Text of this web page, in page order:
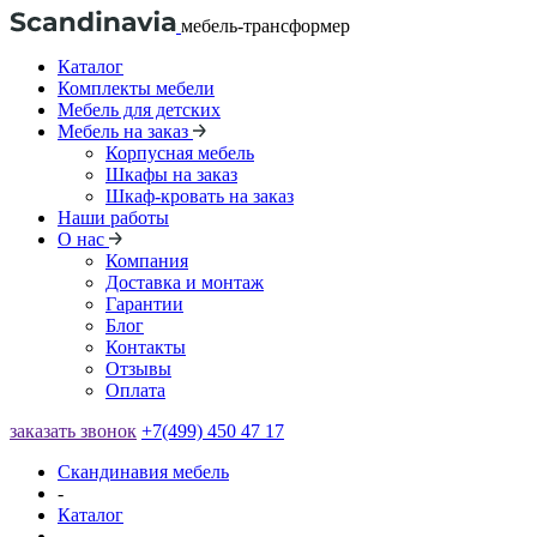
мебель-трансформер
Каталог
Комплекты мебели
Мебель для детских
Мебель на заказ
Корпусная мебель
Шкафы на заказ
Шкаф-кровать на заказ
Наши работы
О нас
Компания
Доставка и монтаж
Гарантии
Блог
Контакты
Отзывы
Оплата
заказать звонок +7(499) 450 47 17
Скандинавия мебель
-
Каталог